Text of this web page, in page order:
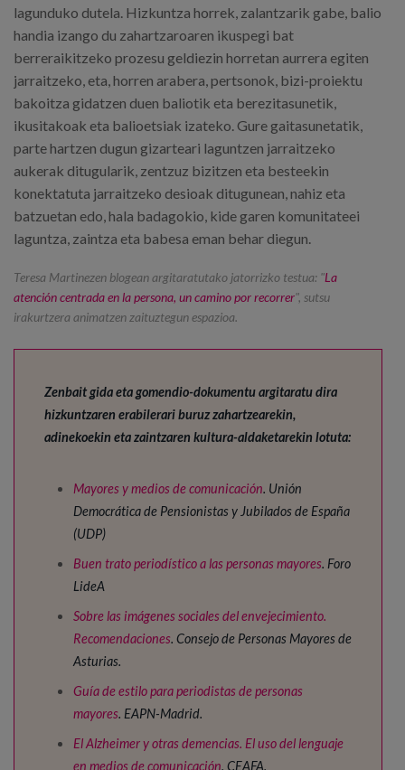
lagunduko dutela. Hizkuntza horrek, zalantzarik gabe, balio
handia izango du zahartzaroaren ikuspegi bat
berreraikitzeko prozesu geldiezin horretan aurrera egiten
jarraitzeko, eta, horren arabera, pertsonok, bizi-proiektu
bakoitza gidatzen duen baliotik eta berezitasunetik,
ikusitakoak eta balioetsiak izateko. Gure gaitasunetatik,
parte hartzen dugun gizarteari laguntzen jarraitzeko
aukerak ditugularik, zentzuz bizitzen eta besteekin
konektatuta jarraitzeko desioak ditugunean, nahiz eta
batzuetan edo, hala badagokio, kide garen komunitateei
laguntza, zaintza eta babesa eman behar diegun.
Teresa Martinezen blogean argitaratutako jatorrizko testua: "La
atención centrada en la persona, un camino por recorrer", sutsu
irakurtzera animatzen zaituztegun espazioa.
Zenbait gida eta gomendio-dokumentu argitaratu dira
hizkuntzaren erabilerari buruz zahartzearekin,
adinekoekin eta zaintzaren kultura-aldaketarekin lotuta:
Mayores y medios de comunicación. Unión
Democrática de Pensionistas y Jubilados de España
(UDP)
Buen trato periodístico a las personas mayores. Foro
LideA
Sobre las imágenes sociales del envejecimiento.
Recomendaciones. Consejo de Personas Mayores de
Asturias.
Guía de estilo para periodistas de personas
mayores. EAPN-Madrid.
El Alzheimer y otras demencias. El uso del lenguaje
en medios de comunicación. CEAFA.